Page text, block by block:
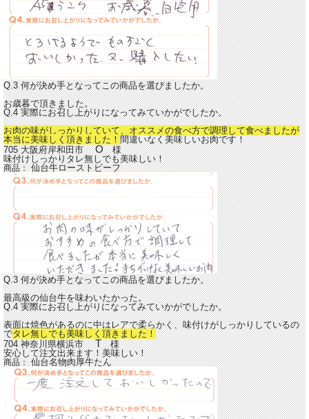
Q.3 何が決め手となってこの商品を選びましたか。
お歳暮で頂きました。
Q.4 実際にお召し上がりになってみていかがでしたか。
お肉の味がしっかりしていて、オススメの食べ方で調理して食べましたが
本当に美味しく頂きました！ 間違いなく美味しいお肉です！
705 大阪府岸和田市O様
味付けしっかりタレ無しでも美味しい！
商品：仙台牛ローストビーフ
Q.3 何が決め手となってこの商品を選びましたか。
最高級の仙台牛を味わいたかった。
Q.4 実際にお召し上がりになってみていかがでしたか。
表面は焼色があるのに中はレアで柔らかく、味付けがしっかりしているの
でタレ無しでも美味しく頂きました！
704 神奈川県横浜市T様
安心して注文出来ます！美味しい！
商品：仙台名物肉厚牛たん